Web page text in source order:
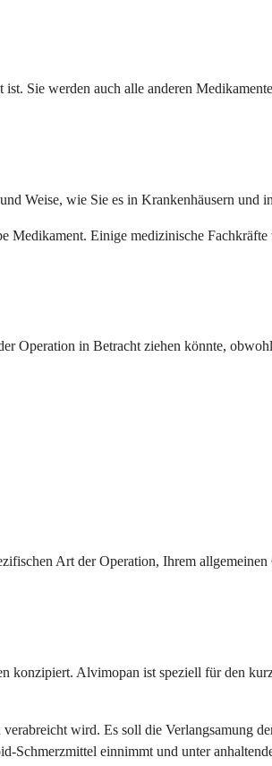
Sie werden auch alle anderen
Weise, wie Sie es in Krankenhäusern und
Medikament. Einige medizinische
Operation in Betracht ziehen könnte,
Art der Operation, Ihrem
Alvimopan ist speziell für den
wird. Es soll die Verlangsamung
Schmerzmittel einnimmt und unter